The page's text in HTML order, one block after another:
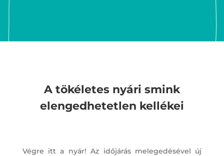
A tökéletes nyári smink
elengedhetetlen kellékei
Végre itt a nyár! Az időjárás melegedésével új